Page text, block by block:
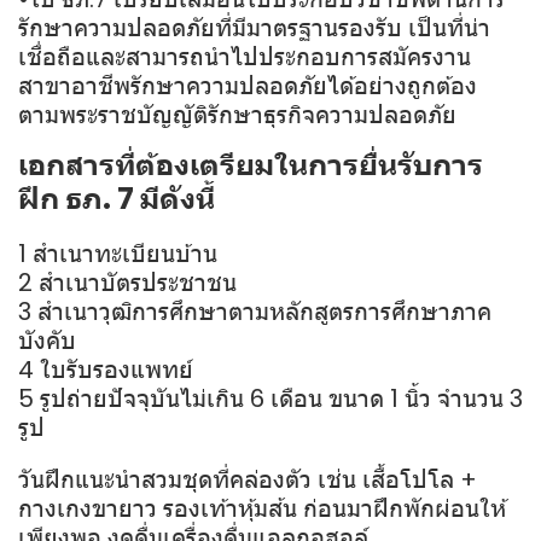
รักษาความปลอดภัยที่มีมาตรฐานรองรับ เป็นที่น่า
เชื่อถือและสามารถนำไปประกอบการสมัครงาน
สาขาอาชีพรักษาความปลอดภัยได้อย่างถูกต้อง
ตามพระราชบัญญัติรักษาธุรกิจความปลอดภัย
เอกสารที่ต้องเตรียมในการยื่นรับการ
ฝึก ธภ. 7 มีดังนี้
1 สำเนาทะเบียนบ้าน
2 สำเนาบัตรประชาชน
3 สำเนาวุฒิการศึกษาตามหลักสูตรการศึกษาภาค
บังคับ
4 ใบรับรองแพทย์
5 รูปถ่ายปัจจุบันไม่เกิน 6 เดือน ขนาด 1 นิ้ว จำนวน 3
รูป
วันฝึกแนะนำสวมชุดที่คล่องตัว เช่น เสื้อโปโล +
กางเกงขายาว รองเท้าหุ้มส้น ก่อนมาฝึกพักผ่อนให้